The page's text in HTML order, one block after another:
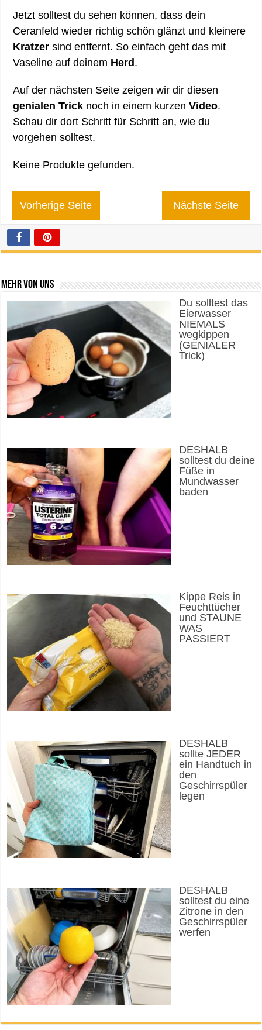
Jetzt solltest du sehen können, dass dein
Ceranfeld wieder richtig schön glänzt und kleinere
Kratzer sind entfernt. So einfach geht das mit
Vaseline auf deinem Herd.
Auf der nächsten Seite zeigen wir dir diesen
genialen Trick noch in einem kurzenVideo.
Schau dir dort Schritt für Schritt an, wie du
vorgehen solltest.
Keine Produkte gefunden.
Vorherige Seite Nächste Seite
Mehr von uns
Du solltest das
Eierwasser
NIEMALS
wegkippen
(GENIALER
Trick)
DESHALB
solltest du deine
Füße in
Mundwasser
baden
Kippe Reis in
Feuchttücher
und STAUNE
WAS
PASSIERT
DESHALB
sollte JEDER
ein Handtuch in
den
Geschirrspüler
legen
DESHALB
solltest du eine
Zitrone in den
Geschirrspüler
werfen